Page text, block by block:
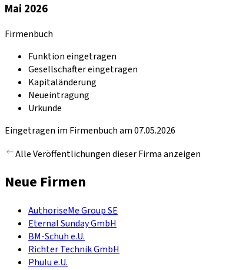
Mai 2026
Firmenbuch
Funktion eingetragen
Gesellschafter eingetragen
Kapitaländerung
Neueintragung
Urkunde
Eingetragen im Firmenbuch am 07.05.2026
Alle Veröffentlichungen dieser Firma anzeigen
Neue Firmen
AuthoriseMe Group SE
Eternal Sunday GmbH
BM-Schuh e.U.
Richter Technik GmbH
Phulu e.U.